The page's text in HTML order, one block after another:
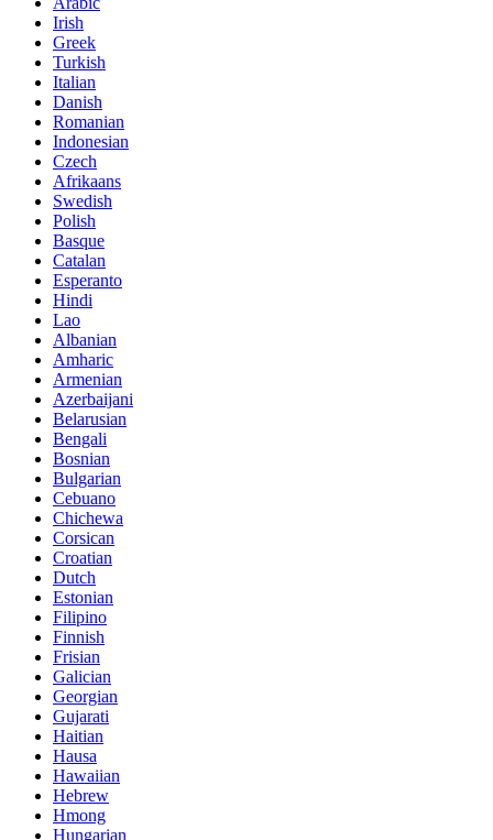
Irish
Greek
Turkish
Italian
Danish
Romanian
Indonesian
Czech
Afrikaans
Swedish
Polish
Basque
Catalan
Esperanto
Hindi
Lao
Albanian
Amharic
Armenian
Azerbaijani
Belarusian
Bengali
Bosnian
Bulgarian
Cebuano
Chichewa
Corsican
Croatian
Dutch
Estonian
Filipino
Finnish
Frisian
Galician
Georgian
Gujarati
Haitian
Hausa
Hawaiian
Hebrew
Hmong
Hungarian